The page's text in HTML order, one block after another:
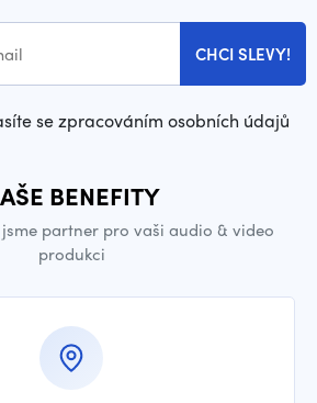
CHCI SLEVY!
se zpracováním osobních údajů
BENEFITY
partner pro vaši audio & video
produkci